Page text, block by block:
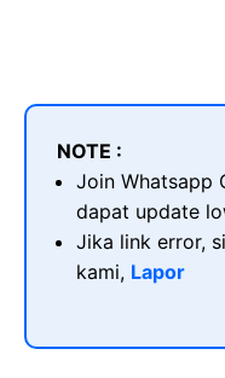
NOTE :
Join Whatsapp
dapat update
Jika link error,
kami, Lapor